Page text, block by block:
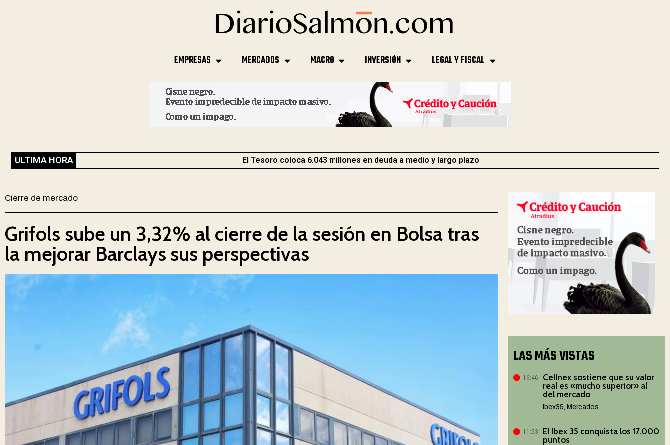
EMPRESAS MERCADOS MACRO INVERSIÓN LEGAL Y FISCAL
ULTIMA HORA El Tesoro coloca 6.043 millones en deuda a medio y largo plazo
Cierre de mercado
Grifols sube un 3,32% al cierre de la sesión en Bolsa tras
la mejorar Barclays sus perspectivas
LAS MÁS VISTAS
16:46
Cellnex sostiene que su valor
real es «mucho superior» al
del mercado
Ibex35, Mercados
11:53
El Ibex 35 conquista los 17.000
puntos